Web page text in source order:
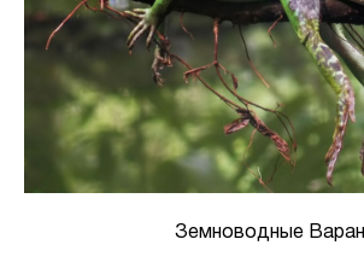
Земноводные Варан